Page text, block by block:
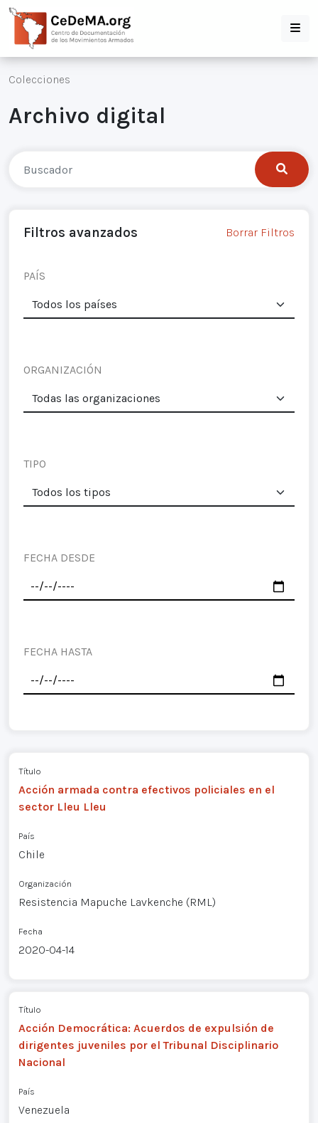
Colecciones
Archivo digital
Filtros avanzados Borrar Filtros
PAÍS
ORGANIZACIÓN
TIPO
FECHA DESDE
FECHA HASTA
Título
Acción armada contra efectivos policiales en el
sector Lleu Lleu
País
Chile
Organización
Resistencia Mapuche Lavkenche (RML)
Fecha
2020-04-14
Título
Acción Democrática: Acuerdos de expulsión de
dirigentes juveniles por el Tribunal Disciplinario
Nacional
País
Venezuela